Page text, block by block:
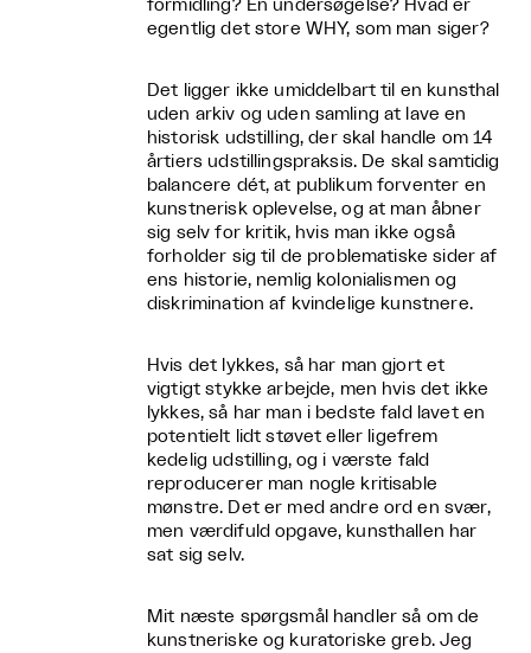
formidling? En undersøgelse? Hvad er
egentlig det store WHY, som man siger?
Det ligger ikke umiddelbart til en kunsthal
uden arkiv og uden samling at lave en
historisk udstilling, der skal handle om 14
årtiers udstillingspraksis. De skal samtidig
balancere dét, at publikum forventer en
kunstnerisk oplevelse, og at man åbner
sig selv for kritik, hvis man ikke også
forholder sig til de problematiske sider af
ens historie, nemlig kolonialismen og
diskrimination af kvindelige kunstnere.
Hvis det lykkes, så har man gjort et
vigtigt stykke arbejde, men hvis det ikke
lykkes, så har man i bedste fald lavet en
potentielt lidt støvet eller ligefrem
kedelig udstilling, og i værste fald
reproducerer man nogle kritisable
mønstre. Det er med andre ord en svær,
men værdifuld opgave, kunsthallen har
sat sig selv.
Mit næste spørgsmål handler så om de
kunstneriske og kuratoriske greb. Jeg